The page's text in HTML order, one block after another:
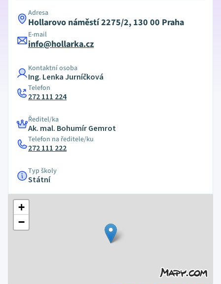
Adresa
Hollarovo náměstí 2275/2, 130 00 Praha
E-mail
info@hollarka.cz
Kontaktní osoba
Ing. Lenka Jurníčková
Telefon
272 111 224
Ředitel/ka
Ak. mal. Bohumír Gemrot
Telefon na ředitele/ku
272 111 222
Typ školy
Státní
+
−